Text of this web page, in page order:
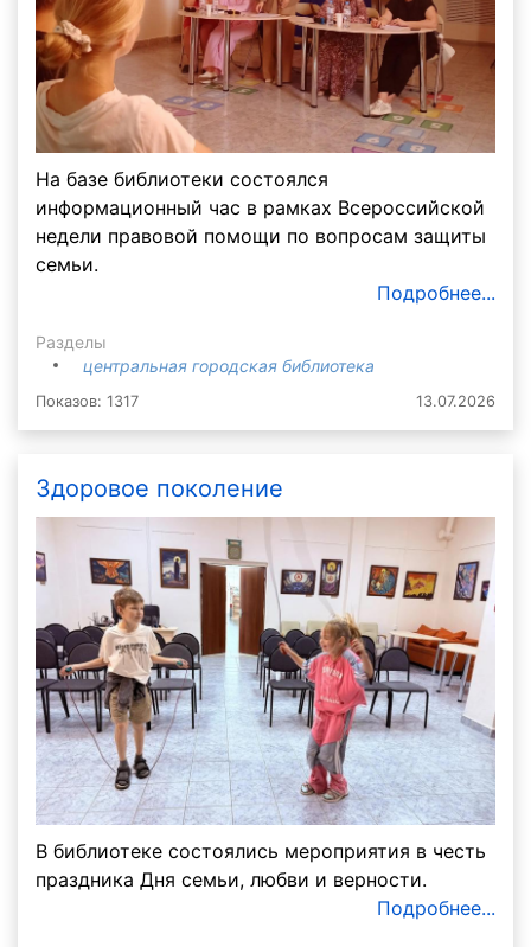
На базе библиотеки состоялся
информационный час в рамках Всероссийской
недели правовой помощи по вопросам защиты
семьи.
Подробнее...
Разделы
центральная городская библиотека
Показов: 1317 13.07.2026
Здоровое поколение
В библиотеке состоялись мероприятия в честь
праздника Дня семьи, любви и верности.
Подробнее...